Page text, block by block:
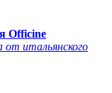
Officine
от итальянского